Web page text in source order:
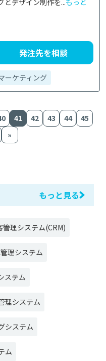
とデザイン制作を...もっと
発注先を相談
ーケティング
41 42 43 44
45
»
もっと見る
管理システム(CRM)
理システム
ステム
理システム
システム
ム